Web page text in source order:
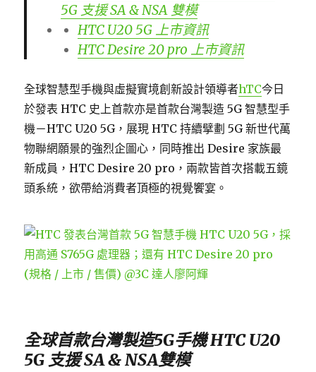
5G 支援 SA & NSA 雙模
HTC U20 5G 上市資訊
HTC Desire 20 pro 上市資訊
全球智慧型手機與虛擬實境創新設計領導者hTC今日
於發表 HTC 史上首款亦是首款台灣製造 5G 智慧型手
機－HTC U20 5G，展現 HTC 持續擘劃 5G 新世代萬
物聯網願景的強烈企圖心，同時推出 Desire 家族最
新成員，HTC Desire 20 pro，兩款皆首次搭載五鏡
頭系統，欲帶給消費者頂極的視覺饗宴。
全球首款台灣製造5G手機HTC U20
5G支援SA & NSA雙模